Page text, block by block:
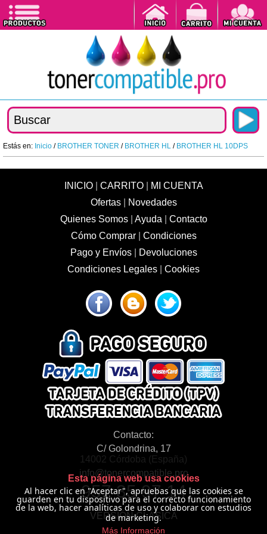
Estás en: Inicio / BROTHER TONER / BROTHER HL / BROTHER HL 10DPS
INICIO| CARRITO|
MI CUENTA
Ofertas|
Novedades
Quienes Somos| Ayuda
Contacto
Cómo Comprar| Condiciones
Pago y Envíos|
Devoluciones
Condiciones Legales
Cookies
Contacto:
C/ Golondrina, 17
14002 Córdoba (España)
info@tonercompatible.pro
957 35 97 14
VERSIÓN CLÁSICA
Esta página web usa cookies
Al hacer clic en "Aceptar", apruebas que las cookies se
guarden en tu dispositivo para el correcto funcionamiento
de la web, hacer analíticas de uso y colaborar con estudios
de marketing.
Más Información